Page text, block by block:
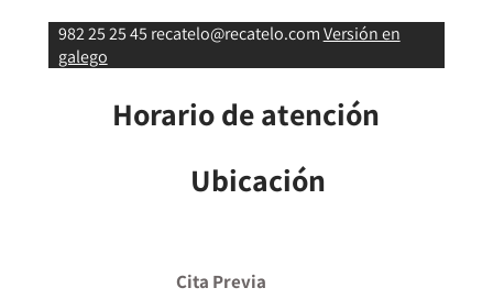
982 25 25 45 recatelo@recatelo.comVersión en
galego
Horario de atención
Ubicación
Cita Previa